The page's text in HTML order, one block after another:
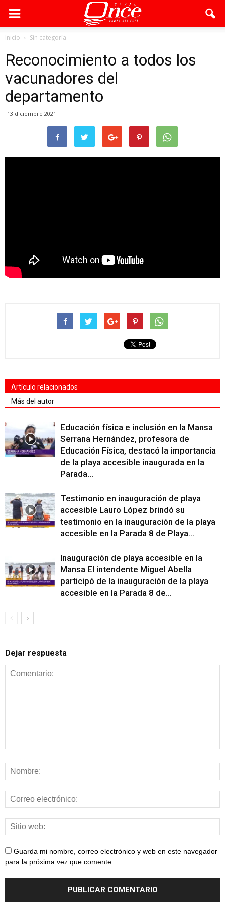
Inicio Sin categoría
Reconocimiento a todos los
vacunadores del
departamento
13 diciembre 2021
Artículo relacionados
Más del autor
Educación física e inclusión en la Mansa
Serrana Hernández, profesora de
Educación Física, destacó la importancia
de la playa accesible inaugurada en la
Parada...
Testimonio en inauguración de playa
accesible Lauro López brindó su
testimonio en la inauguración de la playa
accesible en la Parada 8 de Playa...
Inauguración de playa accesible en la
Mansa El intendente Miguel Abella
participó de la inauguración de la playa
accesible en la Parada 8 de...
Dejar respuesta
Guarda mi nombre, correo electrónico y web en este navegador
para la próxima vez que comente.